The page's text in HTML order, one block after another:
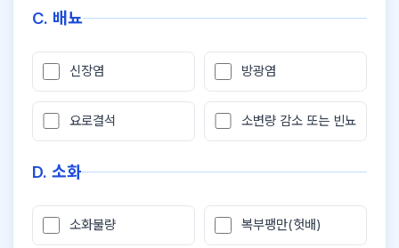
C. 배뇨
신장염 방광염
요로결석 소변량 감소 또는 빈뇨
D. 소화
소화불량 복부팽만(헛배)